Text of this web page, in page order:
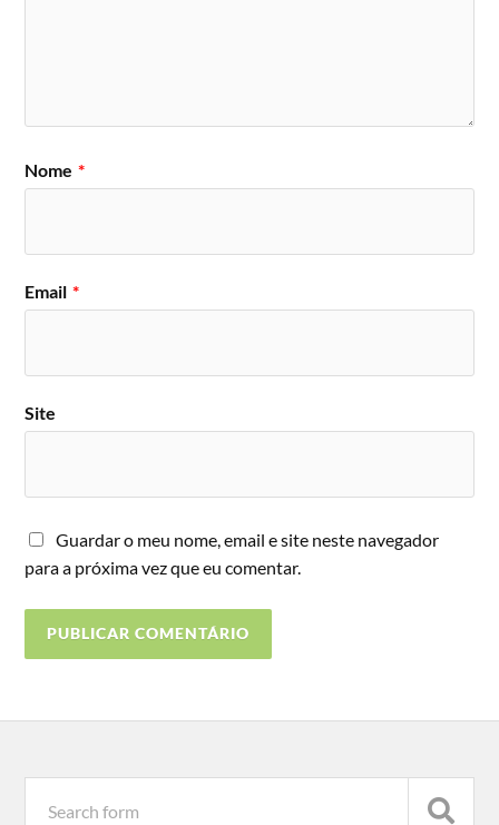
Nome *
Email *
Site
Guardar o meu nome, email e site neste navegador
para a próxima vez que eu comentar.